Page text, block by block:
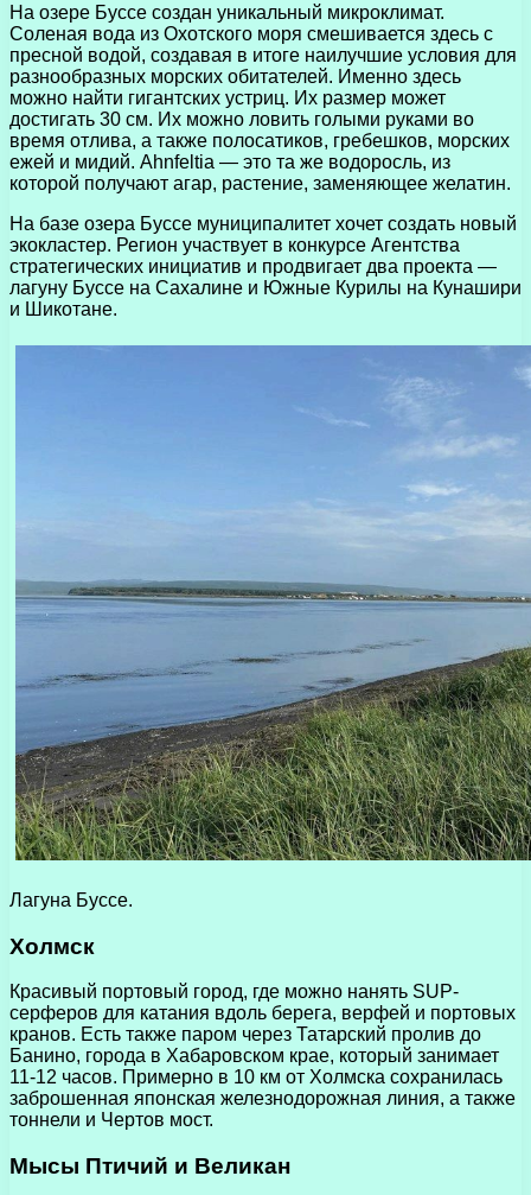
На озере Буссе создан уникальный микроклимат.
Соленая вода из Охотского моря смешивается здесь с
пресной водой, создавая в итоге наилучшие условия для
разнообразных морских обитателей. Именно здесь
можно найти гигантских устриц. Их размер может
достигать 30 см. Их можно ловить голыми руками во
время отлива, а также полосатиков, гребешков, морских
ежей и мидий. Ahnfeltia — это та же водоросль, из
которой получают агар, растение, заменяющее желатин.
На базе озера Буссе муниципалитет хочет создать новый
экокластер. Регион участвует в конкурсе Агентства
стратегических инициатив и продвигает два проекта —
лагуну Буссе на Сахалине и Южные Курилы на Кунашири
и Шикотане.
Лагуна Буссе.
Холмск
Красивый портовый город, где можно нанять SUP-
серферов для катания вдоль берега, верфей и портовых
кранов. Есть также паром через Татарский пролив до
Банино, города в Хабаровском крае, который занимает
11-12 часов. Примерно в 10 км от Холмска сохранилась
заброшенная японская железнодорожная линия, а также
тоннели и Чертов мост.
Мысы Птичий и Великан